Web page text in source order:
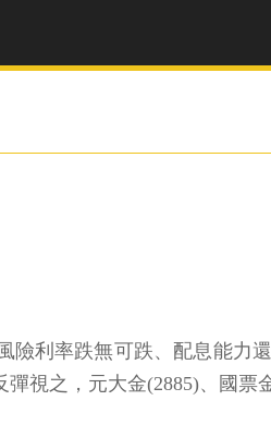
利率跌無可跌、配息能力
視之，元大金(2885)、國票